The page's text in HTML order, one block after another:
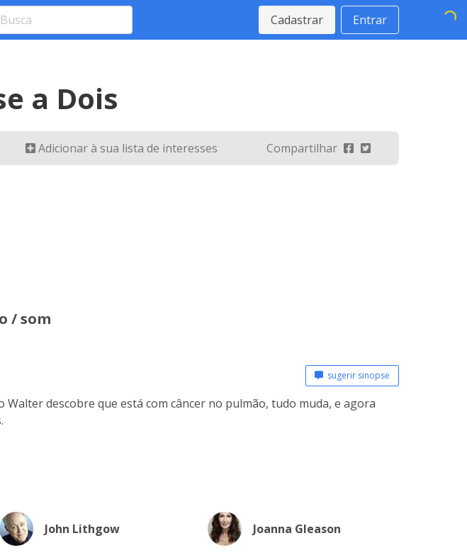
Cadastrar Entrar
a Dois
Adicionar à sua lista de interesses Compartilhar
/ som
sugerir sinopse
descobre que está com câncer no pulmão, tudo muda, e agora
John Lithgow Joanna Gleason